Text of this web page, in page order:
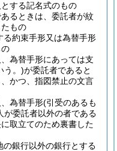
する記名式のもの
るときは、委託者が紋
もの
約束手形又は為替手形
為替手形にあっては支
う。)が委託者であると
かつ、指図禁止の文言
為替手形(引受のあるも
が委託者以外の者である
取立てのため裏書した
銀行以外の銀行とする